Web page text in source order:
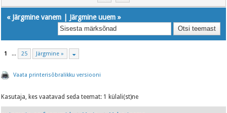
« Järgmine vanem Järgmine uuem »
1 ... 25 Järgmine »
Vaata printerisõbralikku versiooni
Kasutaja, kes vaatavad seda teemat: 1 külali(st)ne